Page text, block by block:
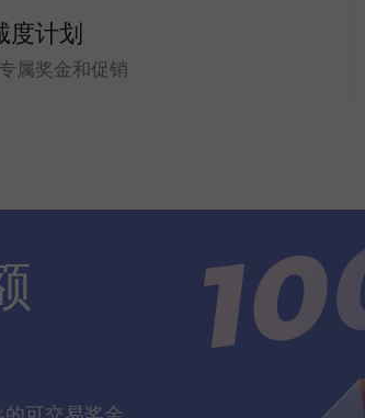
度计划
属奖金和促销